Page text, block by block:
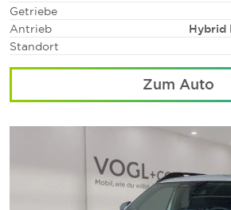
Getriebe
Antrieb
Hybrid
Standort
Zum Auto